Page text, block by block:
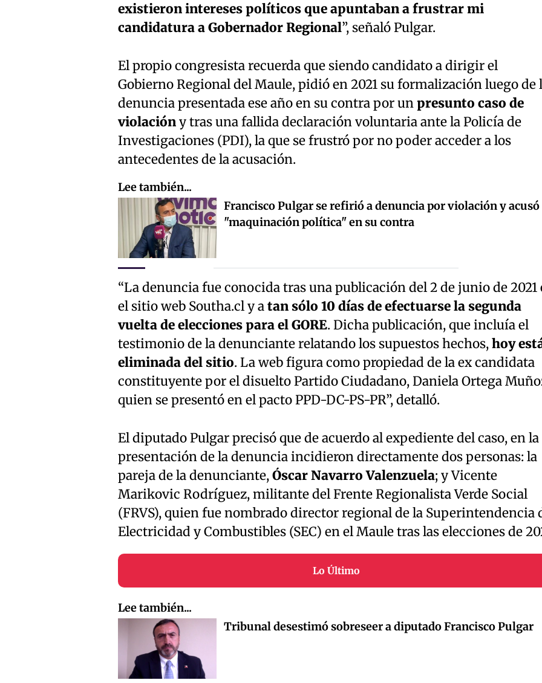
existieron intereses políticos que apuntaban a frustrar mi
candidatura a Gobernador Regional”, señaló Pulgar.
El propio congresista recuerda que siendo candidato a dirigir el
Gobierno Regional del Maule, pidió en 2021 su formalización luego de
denuncia presentada ese año en su contra por unpresunto caso de
violacióny tras una fallida declaración voluntaria ante la Policía de
Investigaciones (PDI), la que se frustró por no poder acceder a los
antecedentes de la acusación.
Lee también...
Francisco Pulgar se refirió a denuncia por violación y acusó
"maquinación política" en su contra
“La denuncia fue conocida tras una publicación del 2 de junio de 2021
el sitio web Southa.cl y atan sólo 10 días de efectuarse la segunda
vuelta de elecciones para el GORE. Dicha publicación, que incluía el
testimonio de la denunciante relatando los supuestos hechos,hoy
eliminada del sitio. La web figura como propiedad de la ex candidata
constituyente por el disuelto Partido Ciudadano, Daniela Ortega
quien se presentó en el pacto PPD-DC-PS-PR”, detalló.
El diputado Pulgar precisó que de acuerdo al expediente del caso, en la
presentación de la denuncia incidieron directamente dos personas: la
pareja de la denunciante,Óscar Navarro Valenzuela; y Vicente
Marikovic Rodríguez, militante del Frente Regionalista Verde Social
(FRVS), quien fue nombrado director regional de la Superintendencia
Electricidad y Combustibles (SEC) en el Maule tras las elecciones de
Lo Último
Lee también...
Tribunal desestimó sobreseer a diputado Francisco Pulgar